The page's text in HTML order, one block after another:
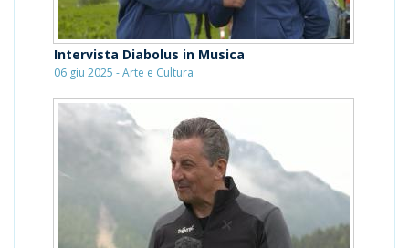
Intervista Diabolus in Musica
06 giu 2025 - Arte e Cultura